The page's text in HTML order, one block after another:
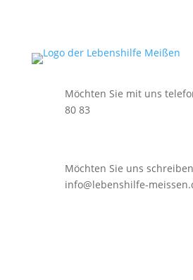
Möchten Sie mit uns
80 83
Möchten Sie uns
info@lebenshilfe-